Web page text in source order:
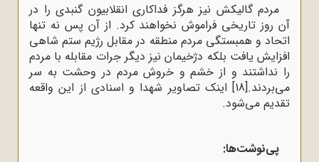
مردم گالیکش نیز هرگز فداکاری انقلابیون گنبدی را در
آن روز تاریخی فراموش نخواهند کرد. از آن پس نه تنها
اتحاد و همبستگی مردم منطقه در مقابل رژیم ستم شاهی
افزایش یافت بلکه دژخیمان نیز دیگر جرات مقابله با مردم
را نداشتند و از خشم و خروش مردم در وحشت به سر
می‌بردند.[18] اینک تصاویر شهدا و اسنادی از این واقعه
تقدیم می‌شود.
پی‌نوشت‌ها: